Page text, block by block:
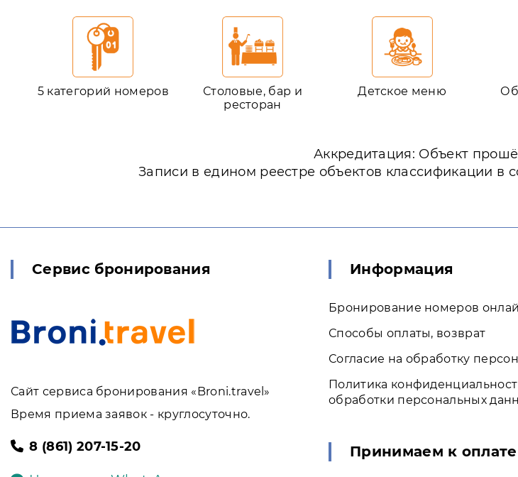
5 категорий номеров
Столовые, бар и
ресторан
Детское меню
Аккредитация: Объект
Записи в едином реестре объектов классификации в
Сервис бронирования
Сайт сервиса бронирования «Broni.travel»
Время приема заявок - круглосуточно.
8 (861) 207-15-20
Информация
Бронирование номеров
Способы оплаты, возврат
Согласие на обработку
Политика
обработки персональных
Принимаем к оплате